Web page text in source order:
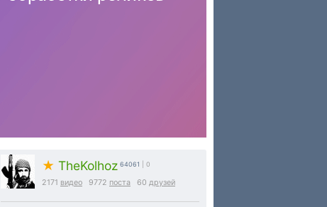
★ TheKolhoz 64061 | 0
2171 видео 9772 поста 60 друзей